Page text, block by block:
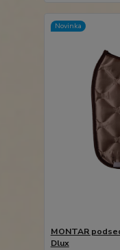
Novinka
MONTAR
Dlux